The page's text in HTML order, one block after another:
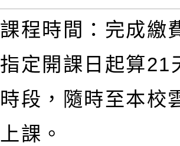
課程時間：完成繳
指定開課日起算21
時段，隨時至本校
上課。